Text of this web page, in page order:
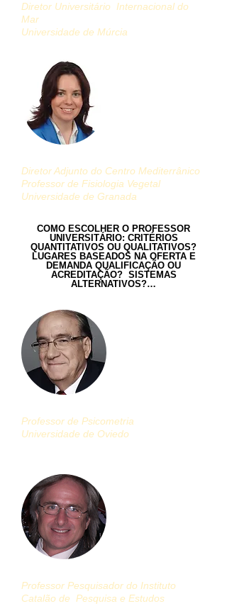
Diretor Universitário
Internacional do
Mar
Universidade de Múrcia
Diretor Adjunto do Centro Mediterrânico
Professor de Fisiologia Vegetal
Universidade de Granada
COMO ESCOLHER O PROFESSOR
UNIVERSITÁRIO: CRITÉRIOS
QUANTITATIVOS OU QUALITATIVOS?
LUGARES BASEADOS NA OFERTA E
DEMANDA QUALIFICAÇÃO OU
ACREDITAÇÃO? SISTEMAS
ALTERNATIVOS?…
Professor de Psicometria
Universidade de Oviedo
Professor Pesquisador do Instituto
Catalão de
Pesquisa e Estudos